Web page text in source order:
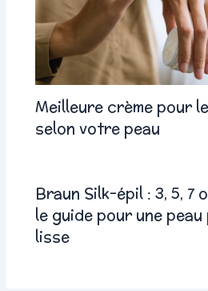
Meilleure crème pour
selon votre peau
Braun Silk-épil : 3, 5, 7
le guide pour une
lisse